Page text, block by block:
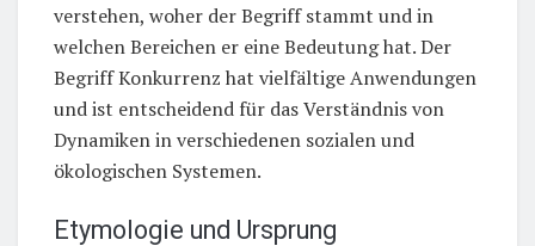
verstehen, woher der Begriff stammt und in
welchen Bereichen er eine Bedeutung hat. Der
Begriff Konkurrenz hat vielfältige Anwendungen
und ist entscheidend für das Verständnis von
Dynamiken in verschiedenen sozialen und
ökologischen Systemen.
Etymologie und Ursprung